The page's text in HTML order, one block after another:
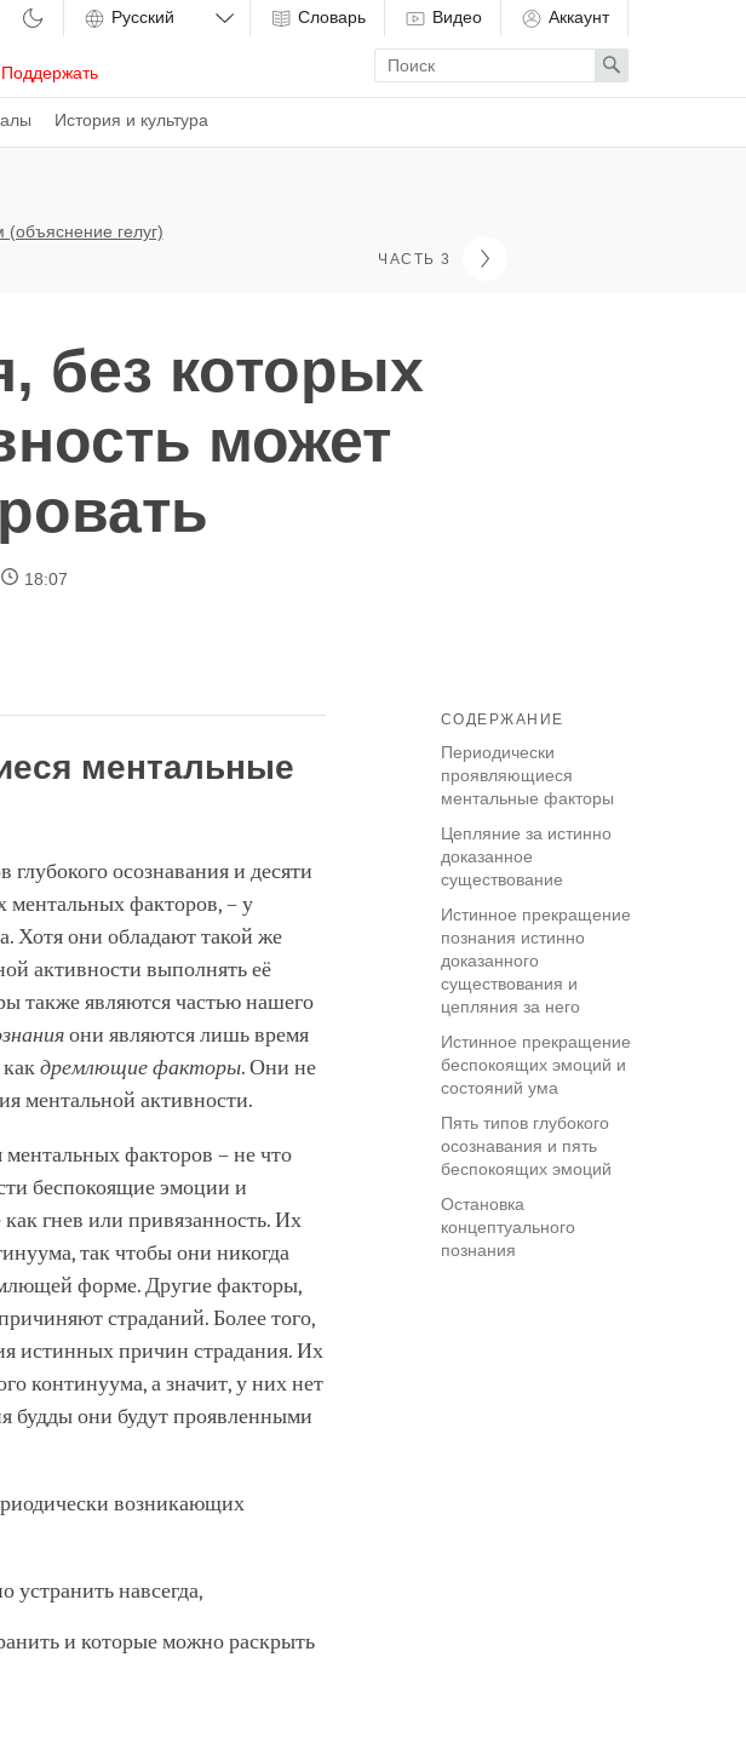
История и культура
Поддержать
Словарь Видео Аккаунт
Enter
search
term
Search
гелуг)
ЧАСТЬ 3
без которых
может
18:07
СОДЕРЖАНИЕ
Периодически
проявляющиеся
ментальные факторы
Цепляние за истинно
доказанное
существование
Истинное прекращение
познания истинно
доказанного
существования и
цепляния за него
Истинное прекращение
беспокоящих эмоций и
состояний ума
Пять типов глубокого
осознавания и пять
беспокоящих эмоций
Остановка
концептуального
познания
ментальные
осознавания и десяти
факторов, – у
Хотя они обладают такой же
активности выполнять её
также являются частью нашего
они являются лишь время
дремлющие факторы. Они не
ментальной активности.
факторов – не что
беспокоящие эмоции и
как гнев или привязанность. Их
так чтобы они никогда
форме. Другие факторы,
страданий. Более того,
истинных причин страдания. Их
континуума, а значит, у них нет
будды они будут проявленными
возникающих
навсегда,
и которые можно раскрыть